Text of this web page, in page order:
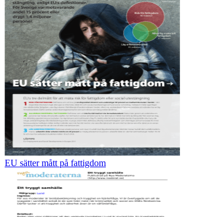
EU sätter mått på fattigdom